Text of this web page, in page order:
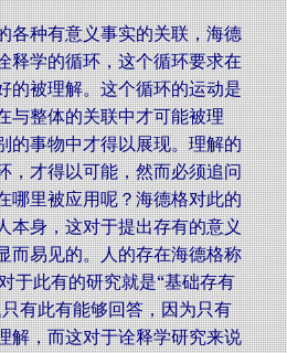
各种有意义事实的关联，海德
释学的循环，这个循环要求在
的被理解。这个循环的运动是
与整体的关联中才可能被理
的事物中才得以展现。理解的
，才得以可能，然而必须追问
哪里被应用呢？海德格对此的
本身，这对于提出存有的意义
而易见的。人的存在海德格称
于此有的研究就是“基础存有
有此有能够回答，因为只有
解，而这对于诠释学研究来说